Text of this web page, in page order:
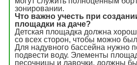
зонировании.
Что важно учесть при
площадки на даче?
Детская площадка должна
со всех сторон, чтобы можно
Для надувного бассейна нужно
подвести воду. Элементы
песочницы и лавочки, должны